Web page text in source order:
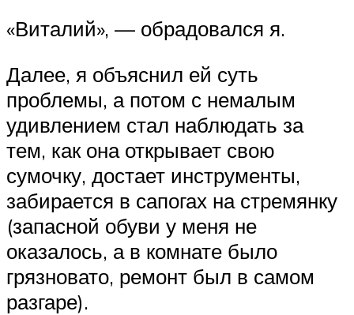
«Виталий», — обрадовался я.
Далее, я объяснил ей суть
проблемы, а потом с немалым
удивлением стал наблюдать за
тем, как она открывает свою
сумочку, достает инструменты,
забирается в сапогах на стремянку
(запасной обуви у меня не
оказалось, а в комнате было
грязновато, ремонт был в самом
разгаре).